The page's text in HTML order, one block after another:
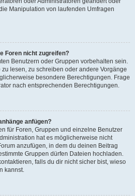
Manipulation von laufenden Umfragen
Foren nicht zugreifen?
Benutzern oder Gruppen vorbehalten sein.
lesen, zu schreiben oder andere Vorgänge
besondere Berechtigungen. Frage
nach entsprechenden Berechtigungen.
anfügen?
für Foren, Gruppen und einzelne Benutzer
hat es möglicherweise nicht
anzufügen, in dem du deinen Beitrag
Gruppen dürfen Dateien hochladen.
falls du dir nicht sicher bist, wieso
kannst.